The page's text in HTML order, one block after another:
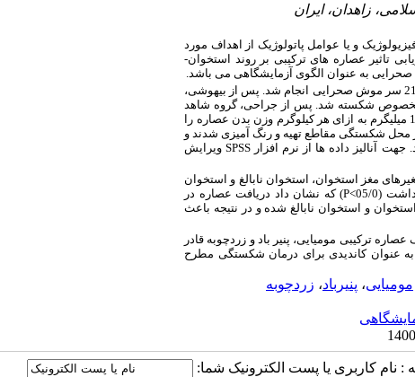
زاهدان، ایران
و یا عوامل پاتولوژیک از اهداف مورد
تاثیر عصاره ­های ترکیبی بر روند استخوان­
به عنوان الگوی آزمایشگاهی می باشد.
مطالعه تجربی آزمایشگاهی حاضر بر روی 21 سر موش صحرایی انجام شد. پس از بیهوشی،
مخصوص شکسته شد. پس از جراحی، گروه شاهد
بدون عصاره و سه گروه آزمون به ترتیب دوز 200 ، 500 ، 1000 میلی­گرم به ازای هر کیلوگرم وزن بدن عصاره را
شد و از محل شکستگی مقاطع تهیه و رنگ آمیزی شدند و
آنالیز داده­ ها از نرم افزار SPSSویرایش
مغز استخوان، استخوان نابالغ و استخوان
(05/0
P<) که نشان داد دریافت عصاره در
و استخوان نابالغ شده و در نتیجه باعث
ترکیبی مومیایی، پنیر باد و زردچوبه قادر
عنوان کاندیدی برای درمان شکستگی مطرح
مومیایی، پنیرباد، زردچوبه
: نام کاربری یا پست الکترونیک شما: